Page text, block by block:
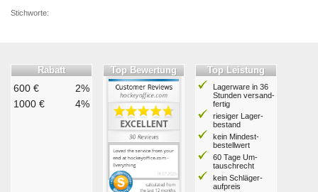
Stichworte:
Rabatt
600 €
2%
1000 €
4%
Top Bewertung Top Leistung
Lagerware in 36
Stunden ver­sand­
fertig
riesiger Lager­
bestand
kein Mindest­
bestell­wert
60 Tage Um­
tausch­recht
kein Schläger­
aufpreis